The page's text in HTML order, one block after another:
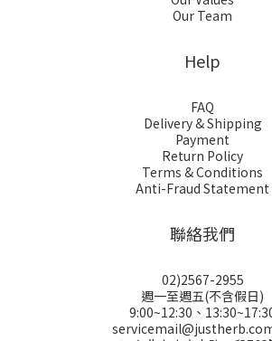
Our Team
Help
FAQ
Delivery & Shipping
Payment
Return Policy
Terms & Conditions
Anti-Fraud Statement
聯絡我們
02)2567-2955
週一至週五(不含假日)
9:00~12:30、